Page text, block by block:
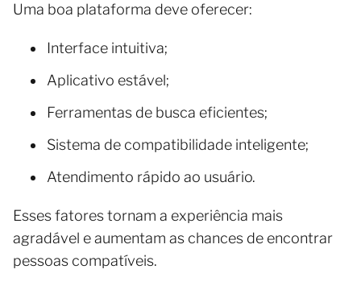
Uma boa plataforma deve oferecer:
Interface intuitiva;
Aplicativo estável;
Ferramentas de busca eficientes;
Sistema de compatibilidade inteligente;
Atendimento rápido ao usuário.
Esses fatores tornam a experiência mais
agradável e aumentam as chances de encontrar
pessoas compatíveis.